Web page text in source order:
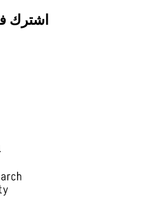
اشترك
البقاء حتى موعد مع كل الأخبار.